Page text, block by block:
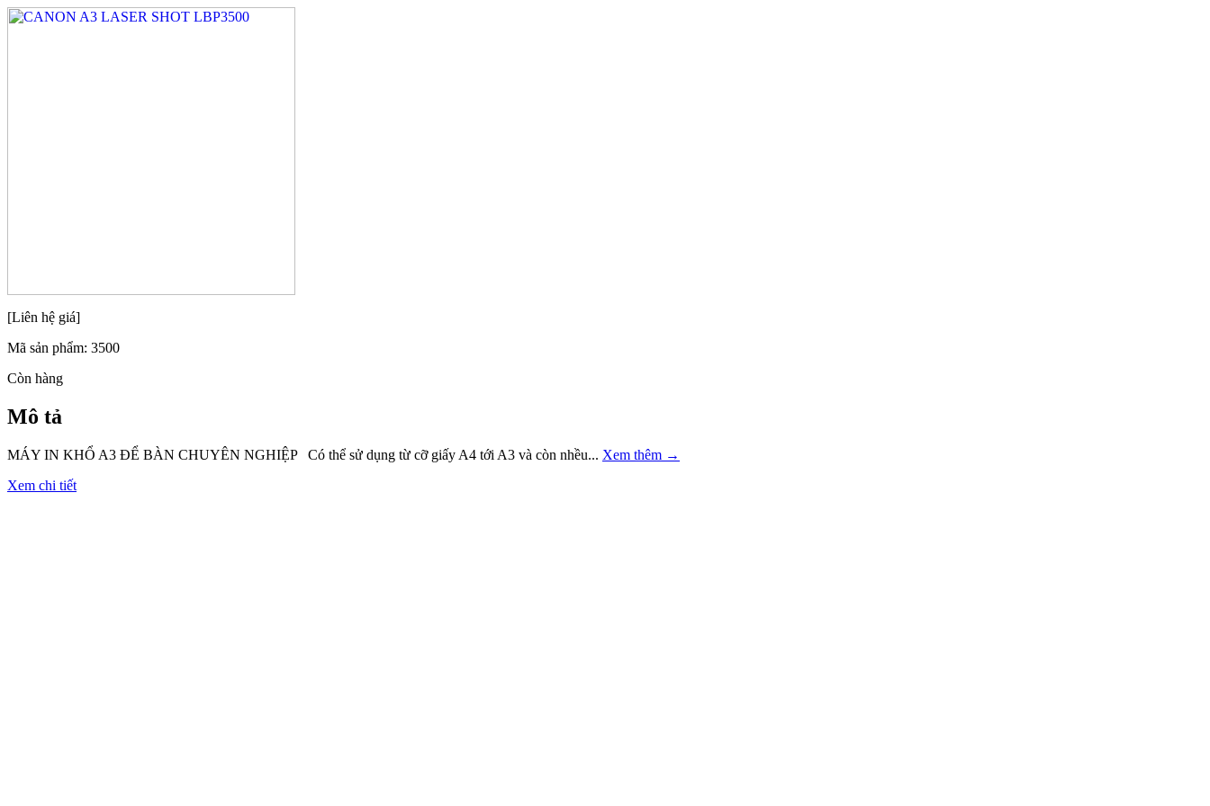
[Liên hệ giá]
Mã sản phẩm: 3500
Còn hàng
Mô tả
MÁY IN KHỔ A3 ĐỂ BÀN CHUYÊN NGHIỆP Có thể sử dụng từ cỡ giấy A4 tới A3 và còn nhều... Xem thêm →
Xem chi tiết